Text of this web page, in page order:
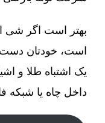
بهتر است اگر شی
است، خودتان دست
یک اشتباه طلا و
داخل چاه یا شبکه